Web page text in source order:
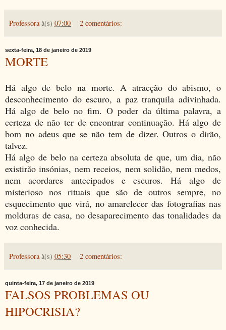
Professora à(s) 07:00 2 comentários:
sexta-feira, 18 de janeiro de 2019
MORTE
Há algo de belo na morte. A atracção do abismo, o
desconhecimento do escuro, a paz tranquila adivinhada.
Há algo de belo no fim. O poder da última palavra, a
certeza de não ter de encontrar continuação. Há algo de
bom no adeus que se não tem de dizer. Outros o dirão,
talvez.
Há algo de belo na certeza absoluta de que, um dia, não
existirão insónias, nem receios, nem solidão, nem medos,
nem acordares antecipados e escuros. Há algo de
misterioso nos rituais que são de outros sempre, no
esquecimento que virá, no amarelecer das fotografias nas
molduras de casa, no desaparecimento das tonalidades da
voz conhecida.
Professora à(s) 05:30 2 comentários:
quinta-feira, 17 de janeiro de 2019
FALSOS PROBLEMAS OU
HIPOCRISIA?